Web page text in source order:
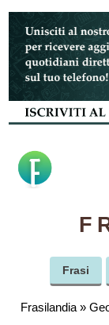
Vai
contenuto
Frasi
Frasilandia »